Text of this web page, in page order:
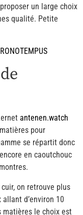
un large choix
qualité. Petite
antenen.watch
pour
se répartit donc
en caoutchouc
on retrouve plus
d’environ 10
matières le choix est